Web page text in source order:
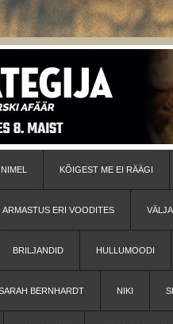
KÕIGEST ME EI RÄÄGI
ARMASTUS ERI VOODITES
BRILJANDID HULLUMOODI
BERNHARDT NIKI